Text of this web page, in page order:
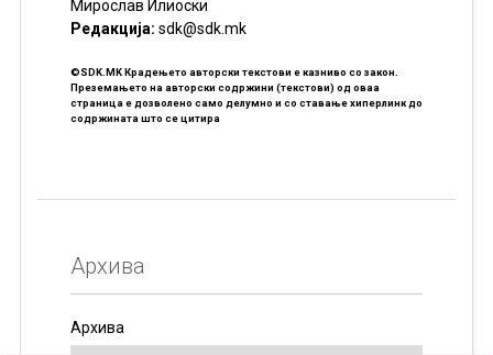
Мирослав Илиоски
Редакцијa: sdk@sdk.mk
©SDK.MK Крадењето авторски текстови е казниво со закон.
Преземањето на авторски содржини (текстови) од оваа
страница е дозволено само делумно и со ставање хиперлинк до
содржината што се цитира
Архива
Архива